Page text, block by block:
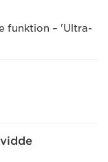
funktion – 'Ultra-